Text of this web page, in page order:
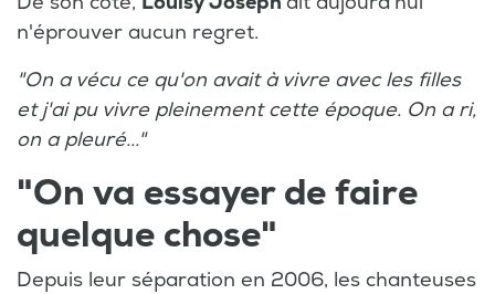
n'éprouver aucun regret.
"On a vécu ce qu'on avait à vivre avec les filles
et j'ai pu vivre pleinement cette époque. On a ri,
on a pleuré..."
"On va essayer de faire
quelque chose"
Depuis leur séparation en 2006, les chanteuses